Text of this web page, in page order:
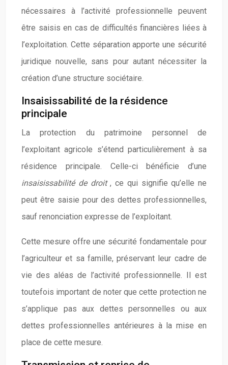
nécessaires à l’activité professionnelle peuvent
être saisis en cas de difficultés financières liées à
l’exploitation. Cette séparation apporte une sécurité
juridique nouvelle, sans pour autant nécessiter la
création d’une structure sociétaire.
Insaisissabilité de la résidence
principale
La protection du patrimoine personnel de
l’exploitant agricole s’étend particulièrement à sa
résidence principale. Celle-ci bénéficie d’une
insaisissabilité de droit, ce qui signifie qu’elle ne
peut être saisie pour des dettes professionnelles,
sauf renonciation expresse de l’exploitant.
Cette mesure offre une sécurité fondamentale pour
l’agriculteur et sa famille, préservant leur cadre de
vie des aléas de l’activité professionnelle. Il est
toutefois important de noter que cette protection ne
s’applique pas aux dettes personnelles ou aux
dettes professionnelles antérieures à la mise en
place de cette mesure.